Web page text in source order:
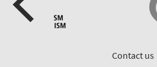
Contact us